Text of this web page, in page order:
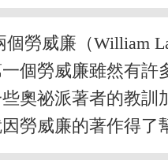
勞威廉（William
個勞威廉雖然有
奧祕派著者的教
勞威廉的著作得了